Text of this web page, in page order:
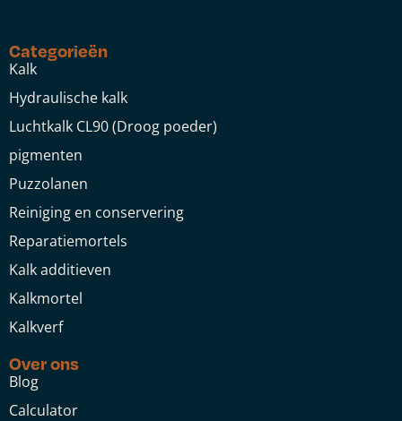
Categorieën
Kalk
Hydraulische kalk
Luchtkalk CL90 (Droog poeder)
pigmenten
Puzzolanen
Reiniging en conservering
Reparatiemortels
Kalk additieven
Kalkmortel
Kalkverf
Over ons
Blog
Calculator